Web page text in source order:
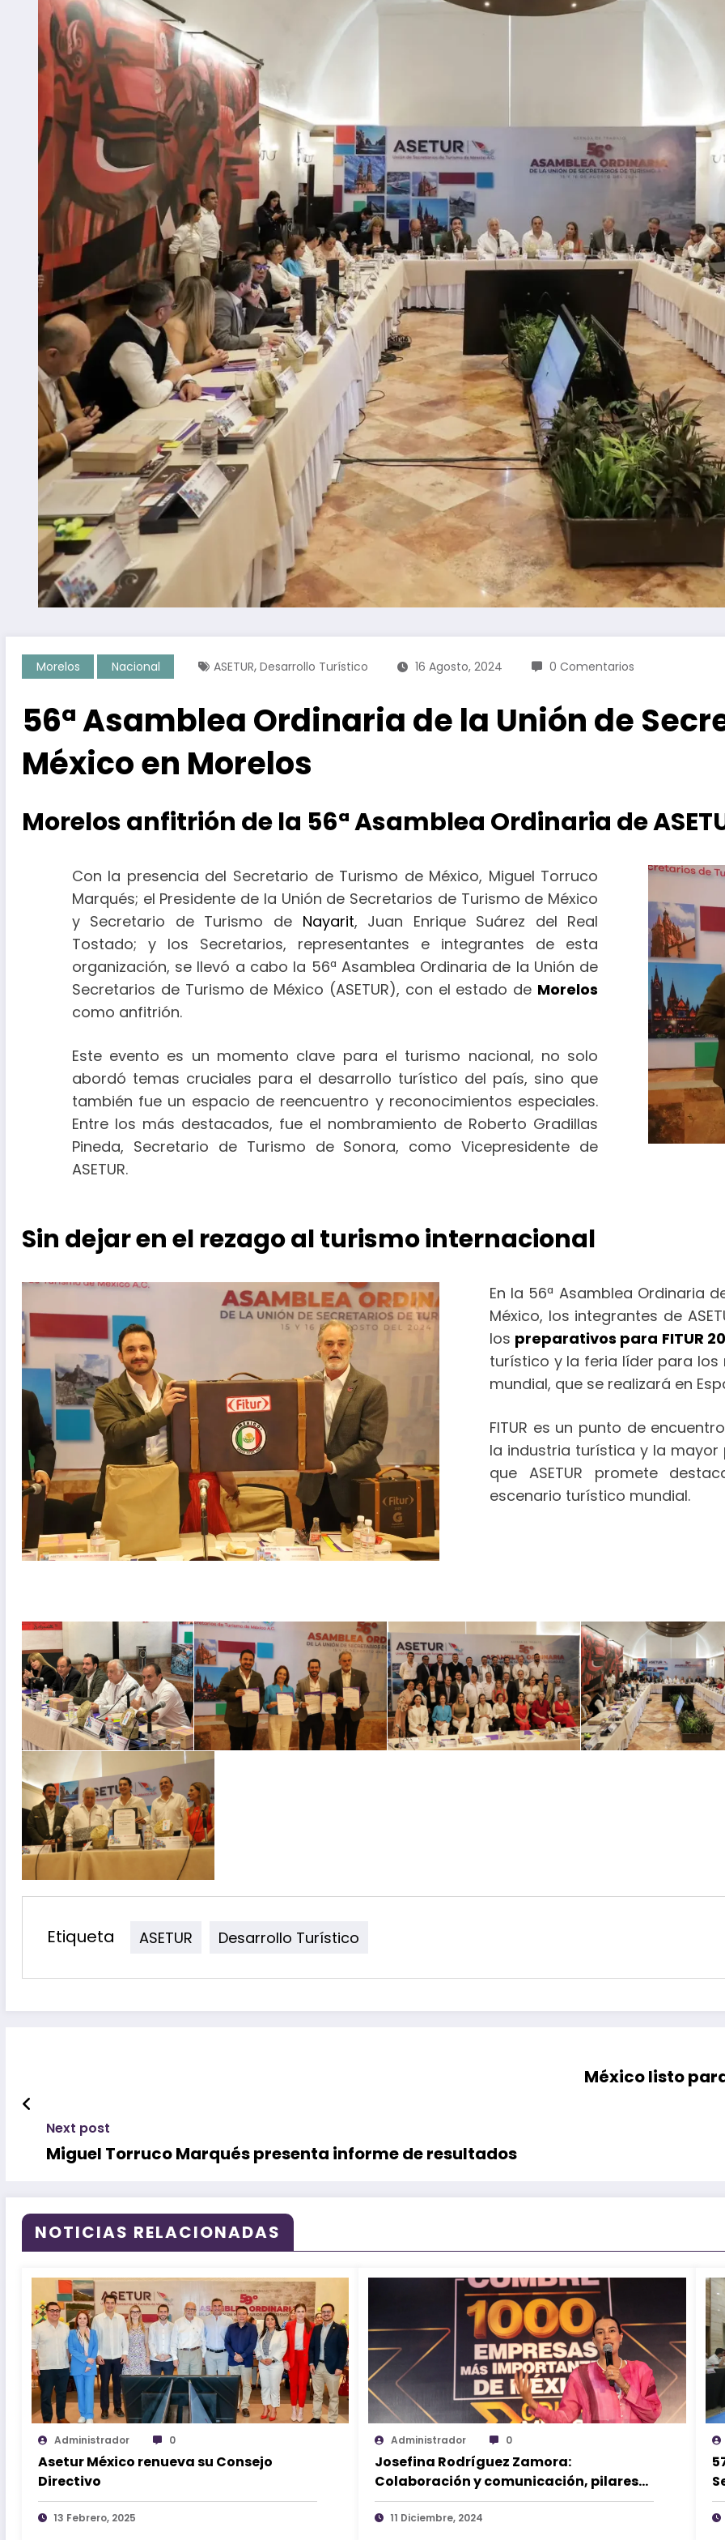
Morelos Nacional ASETUR, Desarrollo Turístico 16 Agosto, 2024 0 Comentarios
56ª Asamblea Ordinaria de la Unión de
México en Morelos
Morelos anfitrión de la 56ª Asamblea Ordinaria de
Con la presencia del Secretario de Turismo de México, Miguel Torruco
Marqués; el Presidente de la Unión de Secretarios de Turismo de México
y Secretario de Turismo de Nayarit, Juan Enrique Suárez del Real
Tostado; y los Secretarios, representantes e integrantes de esta
organización, se llevó a cabo la 56ª Asamblea Ordinaria de la Unión de
Secretarios de Turismo de México (ASETUR), con el estado de Morelos
como anfitrión.
Este evento es un momento clave para el turismo nacional, no solo
abordó temas cruciales para el desarrollo turístico del país, sino que
también fue un espacio de reencuentro y reconocimientos especiales.
Entre los más destacados, fue el nombramiento de Roberto Gradillas
Pineda, Secretario de Turismo de Sonora, como Vicepresidente de
ASETUR.
Sin dejar en el rezago al turismo internacional
En la 56ª Asamblea Ordinaria
México, los integrantes de
los preparativos para FITUR
turístico y la feria líder para
mundial, que se realizará en
FITUR es un punto de
la industria turística y la
que ASETUR promete
escenario turístico mundial.
Etiqueta ASETUR Desarrollo Turístico
México listo
Next post
Miguel Torruco Marqués presenta informe de resultados
NOTICIAS RELACIONADAS
Administrador 0
Asetur México renueva su Consejo
Directivo
13 Febrero, 2025
Administrador 0
Josefina Rodríguez Zamora:
Colaboración y comunicación, pilares
fundamentales para el éxito del
turismo.
11 Diciembre, 2024